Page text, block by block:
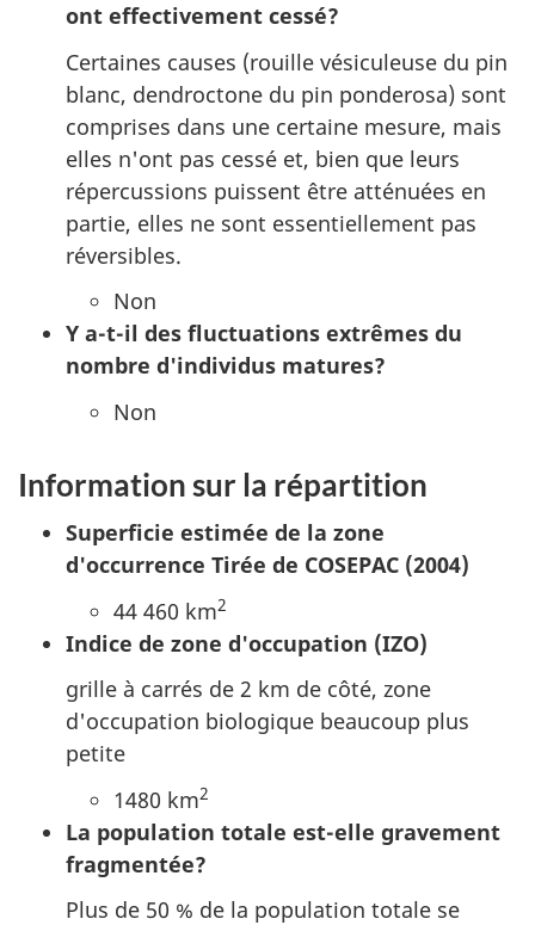
ont effectivement cessé?
Certaines causes (rouille vésiculeuse du pin
blanc, dendroctone du pin ponderosa) sont
comprises dans une certaine mesure, mais
elles n'ont pas cessé et, bien que leurs
répercussions puissent être atténuées en
partie, elles ne sont essentiellement pas
réversibles.
Non
Y a-t-il des fluctuations extrêmes du
nombre d'individus matures?
Non
Information sur la répartition
Superficie estimée de la zone
d'occurrence Tirée de COSEPAC (2004)
44 460 km2
Indice de zone d'occupation (IZO)
grille à carrés de 2 km de côté, zone
d'occupation biologique beaucoup plus
petite
1480 km2
La population totale est-elle gravement
fragmentée?
Plus de 50 % de la population totale se